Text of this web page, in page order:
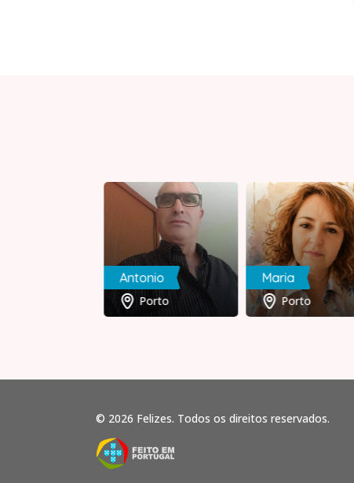
Antonio
Porto
Maria
Porto
© 2026 Felizes. Todos os direitos reservados.